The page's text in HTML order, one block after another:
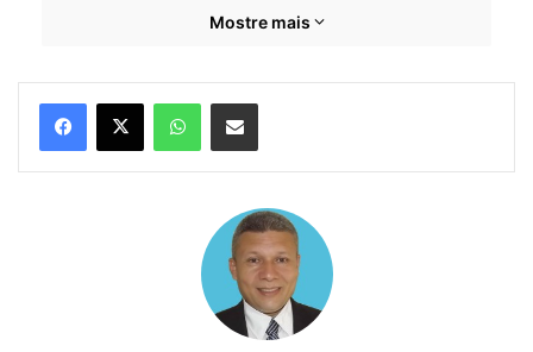
Mostre mais